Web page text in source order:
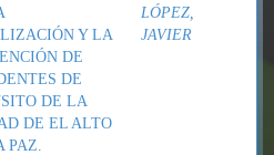
Y LA
DE
DE
DE LA
DE EL ALTO
PAZ.
LÓPEZ,
JAVIER